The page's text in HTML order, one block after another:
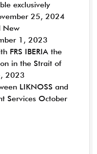
exclusively
25, 2024
New
1, 2023
FRS IBERIA the
in the Strait of
2023
LIKNOSS and
Services October